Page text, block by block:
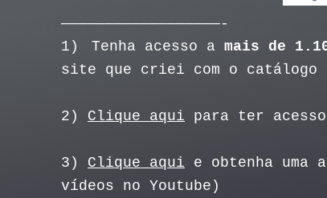
——————————————————-
1)
Tenha acesso a mais de
site que criei com o catálogo
2) Clique aqui para ter
3) Clique aqui e obtenha uma
vídeos no Youtube)